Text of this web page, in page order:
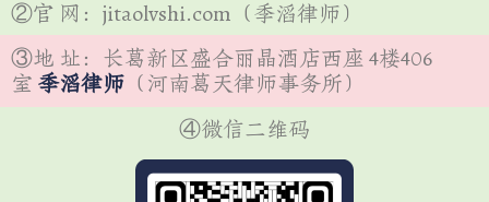
②官 网：jitaolvshi.com（季滔律师）
③地 址：长葛新区盛合丽晶酒店西座 4楼406
室 季滔律师 （河南葛天律师事务所）
④微信二维码